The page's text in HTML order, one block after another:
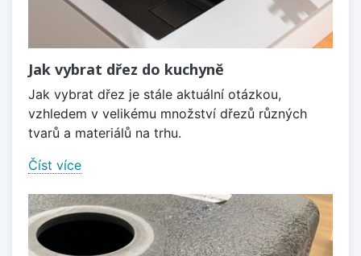
Jak vybrat dřez do kuchyně
Jak vybrat dřez je stále aktuální otázkou,
vzhledem v velikému množství dřezů různých
tvarů a materiálů na trhu.
Číst více